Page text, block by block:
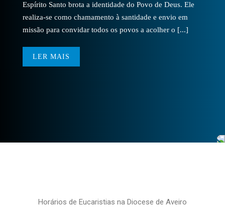
Espírito Santo brota a identidade do Povo de Deus. Ele
realiza-se como chamamento à santidade e envio em
missão para convidar todos os povos a acolher o [...]
LER MAIS
Horários de Eucaristias na Diocese de Aveiro